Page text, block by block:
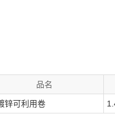
品名
锌可利用卷